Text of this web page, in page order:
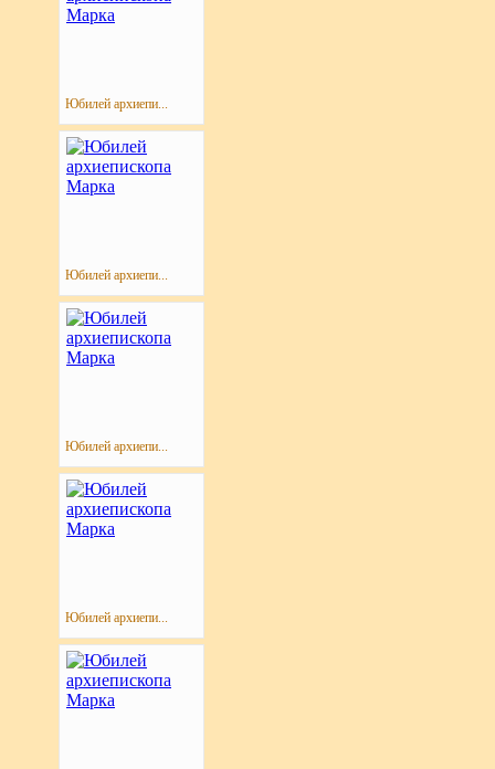
Юбилей архиепи...
Юбилей архиепи...
Юбилей архиепи...
Юбилей архиепи...